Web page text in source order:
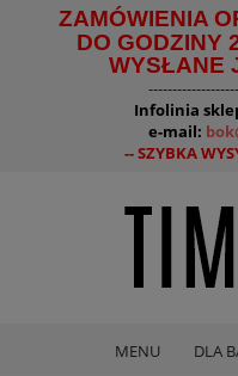
ZAMÓWIENIA
DO GODZINY
WYSŁANE
Infolinia
e-mail:
-- SZYBKA
MENU DLA